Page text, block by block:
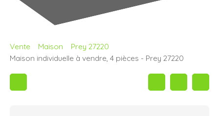
Vente Maison
Prey 27220
Maison individuelle à vendre, 4 pièces - Prey 27220